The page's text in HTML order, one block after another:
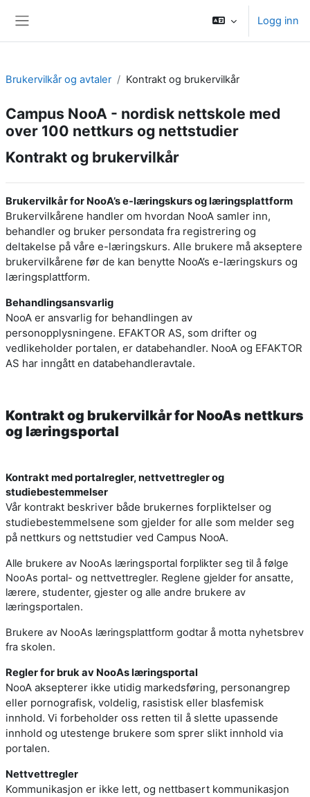
Logg inn
Brukervilkår og avtaler Kontrakt og brukervilkår
Campus NooA - nordisk nettskole med
over 100 nettkurs og nettstudier
Kontrakt og brukervilkår
Brukervilkår for NooA’s e-læringskurs og læringsplattform
Brukervilkårene handler om hvordan NooA samler inn,
behandler og bruker persondata fra registrering og
deltakelse på våre e-læringskurs. Alle brukere må akseptere
brukervilkårene før de kan benytte NooA’s e-læringskurs og
læringsplattform.
Behandlingsansvarlig
NooA er ansvarlig for behandlingen av
personopplysningene. EFAKTOR AS, som drifter og
vedlikeholder portalen, er databehandler. NooA og EFAKTOR
AS har inngått en databehandleravtale.
Kontrakt og brukervilkår for NooAs nettkurs
og læringsportal
Kontrakt med portalregler, nettvettregler og
studiebestemmelser
Vår kontrakt beskriver både brukernes forpliktelser og
studiebestemmelsene som gjelder for alle som melder seg
på nettkurs og nettstudier ved Campus NooA.
Alle brukere av NooAs læringsportal forplikter seg til å følge
NooAs portal- og nettvettregler. Reglene gjelder for ansatte,
lærere, studenter, gjester og alle andre brukere av
læringsportalen.
Brukere av NooAs læringsplattform godtar å motta nyhetsbrev
fra skolen.
Regler for bruk av NooAs læringsportal
NooA aksepterer ikke utidig markedsføring, personangrep
eller pornografisk, voldelig, rasistisk eller blasfemisk
innhold. Vi forbeholder oss retten til å slette upassende
innhold og utestenge brukere som sprer slikt innhold via
portalen.
Nettvettregler
Kommunikasjon er ikke lett, og nettbasert kommunikasjon